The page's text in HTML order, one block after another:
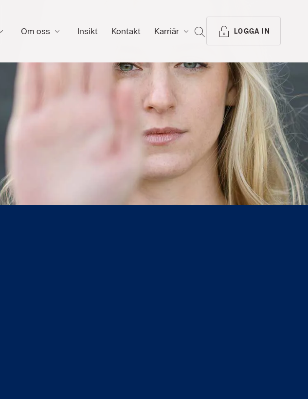
Om oss Insikt Kontakt Karriär SÖK LOGGA IN